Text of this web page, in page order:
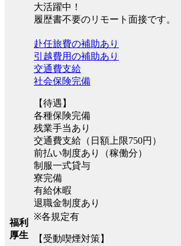
大活躍中！
履歴書不要のリモート面接です。
福利
厚生
赴任旅費の補助あり
引越費用の補助あり
交通費支給
社会保険完備
【待遇】
各種保険完備
残業手当あり
交通費支給（日額上限750円）
前払い制度あり（稼働分）
制服一式貸与
寮完備
有給休暇
退職金制度あり
※各規定有
【受動喫煙対策】